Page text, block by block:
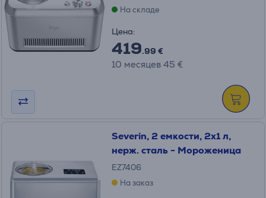
На складе
Цена:
419.99 €
10 месяцев 45 €
Severin, 2 емкости, 2x1 л,
нерж. сталь - Мороженица
EZ7406
На заказ